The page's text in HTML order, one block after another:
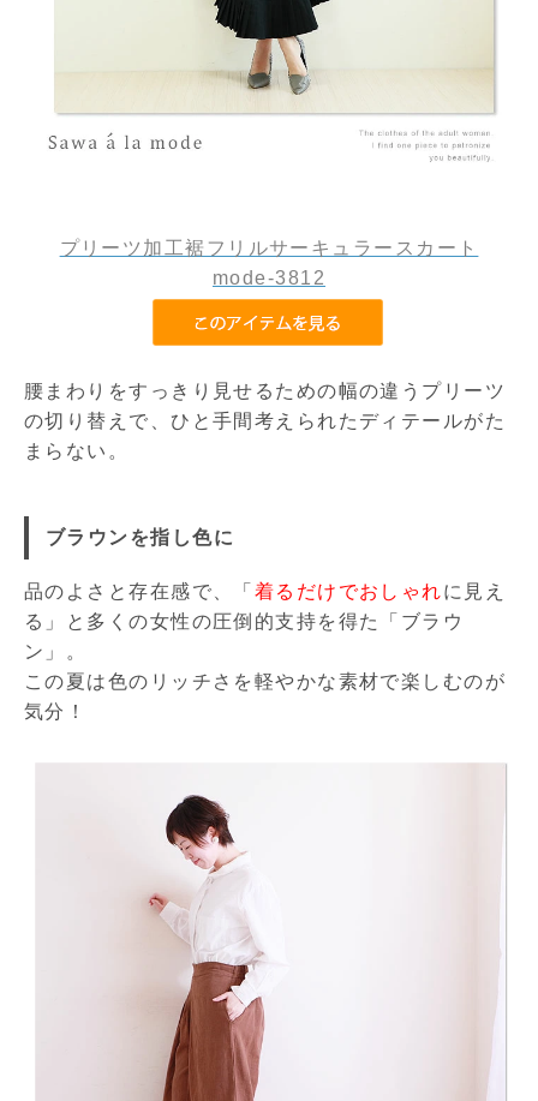
プリーツ加工裾フリルサーキュラースカート
mode-3812
腰まわりをすっきり見せるための幅の違うプリーツ
の切り替えで、ひと手間考えられたディテールがた
まらない。
ブラウンを指し色に
品のよさと存在感で、「 着るだけでおしゃれに見え
る」と多くの女性の圧倒的支持を得た「ブラウ
ン」。
この夏は色のリッチさを軽やかな素材で楽しむのが
気分！